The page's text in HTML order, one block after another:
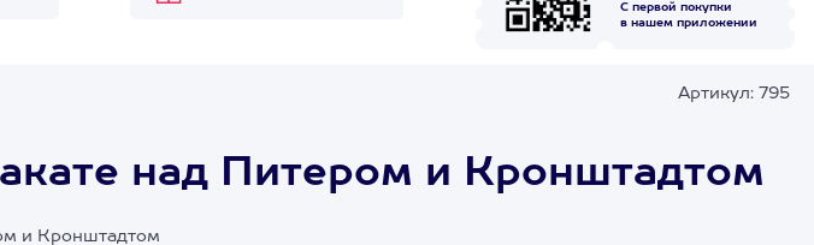
С первой покупки
в нашем приложении
Артикул: 795
над Питером и Кронштадтом
и Кронштадтом